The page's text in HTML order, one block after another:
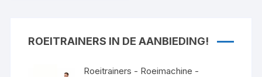
ROEITRAINERS IN DE AANBIEDING!
Roeitrainers - Roeimachine -